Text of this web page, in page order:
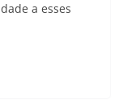
a esses